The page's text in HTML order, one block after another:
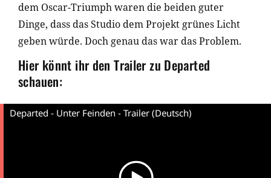
dem Oscar-Triumph waren die beiden guter
Dinge, dass das Studio dem Projekt grünes Licht
geben würde. Doch genau das war das Problem.
Hier könnt ihr den Trailer zu Departed
schauen:
Departed - Unter Feinden - Trailer (Deutsch)